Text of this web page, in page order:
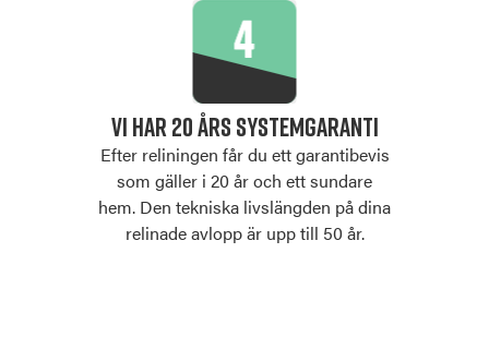
VI HAR 20 ÅRS SYSTEMGARANTI
Efter reliningen får du ett garantibevis
som gäller i 20 år och ett sundare
hem. Den tekniska livslängden på dina
relinade avlopp är upp till 50 år.